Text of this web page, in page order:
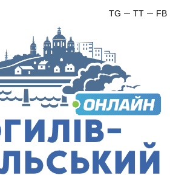
FB
TT
TG